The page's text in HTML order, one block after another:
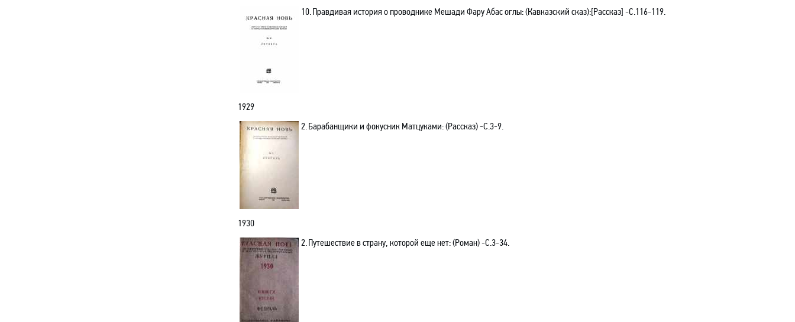
10.Правдивая история о проводнике Мешади Фару Абас оглы: (Кавказский сказ):[Рассказ] -С.116-119.
1929
2.Барабанщики и фокусник Матцуками: (Рассказ) -C.3-9.
1930
2.Путешествие в страну, которой еще нет: (Роман) -C.3-34.